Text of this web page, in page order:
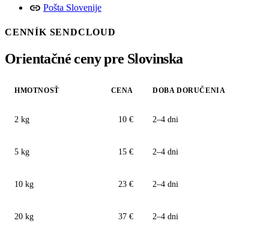
link Pošta Slovenije
CENNÍK SENDCLOUD
Orientačné ceny pre Slovinska
HMOTNOSŤ CENA DOBA DORUČENIA
2 kg 10 € 2–4 dni
5 kg 15 € 2–4 dni
10 kg 23 € 2–4 dni
20 kg 37 € 2–4 dni